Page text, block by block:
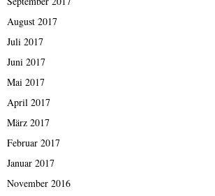
August 2017
Juli 2017
Juni 2017
Mai 2017
April 2017
März 2017
Februar 2017
Januar 2017
November 2016